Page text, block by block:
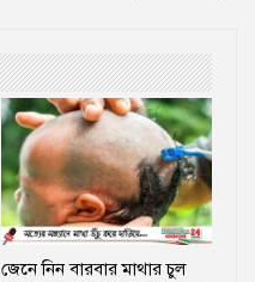
জেনে নিন বারবার মাথার চুল